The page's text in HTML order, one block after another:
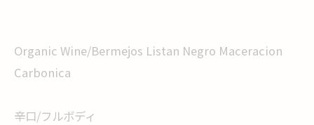
Organic Wine/Bermejos Listan Negro Maceracion
Carbonica
辛口/フルボディ